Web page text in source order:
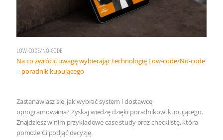
LOW-CODE/NO-CODE
Na co zwrócić uwagę wybierając technologię Low-code/No-code
– poradnik kupującego
Zastanawiasz się, jak wybrać system i dostawcę
oprogramowania? Zyskaj wiedzę dzięki poradnikowi kupującego.
Znajdziesz w nim przykładowe case study oraz checklistę, która
pomoże Ci podjąć decyzję.